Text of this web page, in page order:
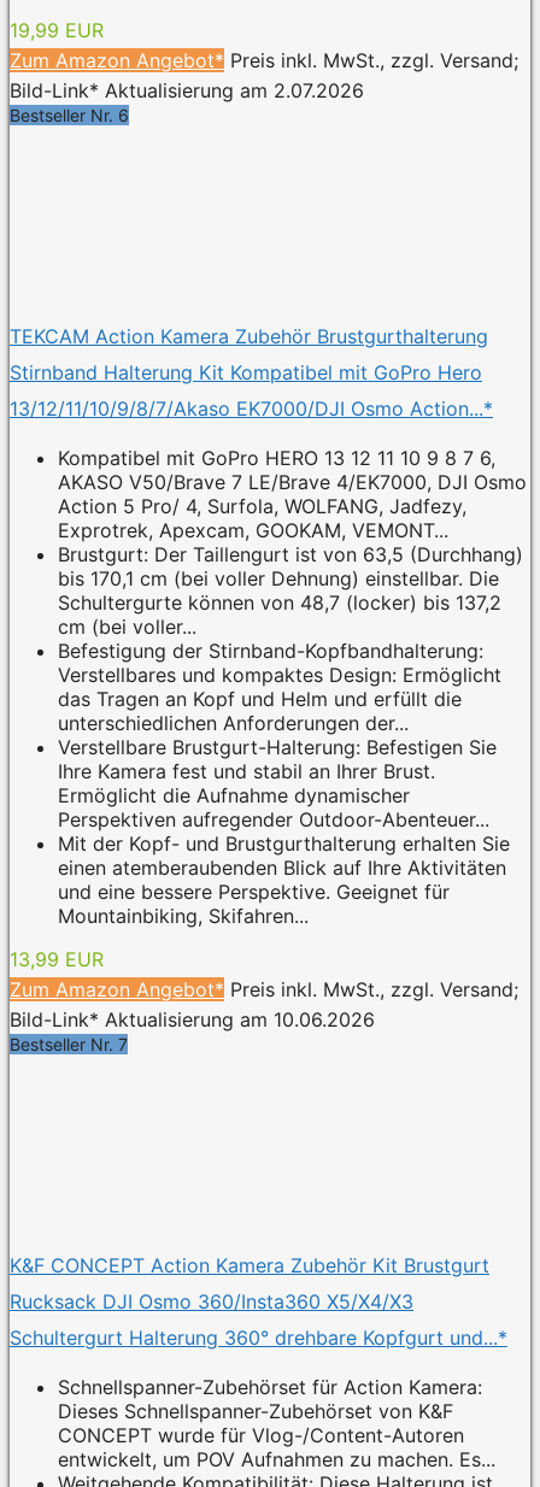
19,99 EUR
Zum Amazon Angebot* Preis inkl. MwSt., zzgl. Versand;
Bild-Link* Aktualisierung am 2.07.2026
Bestseller Nr. 6
TEKCAM Action Kamera Zubehör Brustgurthalterung
Stirnband Halterung Kit Kompatibel mit GoPro Hero
13/12/11/10/9/8/7/Akaso EK7000/DJI Osmo Action...*
Kompatibel mit GoPro HERO 13 12 11 10 9 8 7 6,
AKASO V50/Brave 7 LE/Brave 4/EK7000, DJI Osmo
Action 5 Pro/ 4, Surfola, WOLFANG, Jadfezy,
Exprotrek, Apexcam, GOOKAM, VEMONT...
Brustgurt: Der Taillengurt ist von 63,5 (Durchhang)
bis 170,1 cm (bei voller Dehnung) einstellbar. Die
Schultergurte können von 48,7 (locker) bis 137,2
cm (bei voller...
Befestigung der Stirnband-Kopfbandhalterung:
Verstellbares und kompaktes Design: Ermöglicht
das Tragen an Kopf und Helm und erfüllt die
unterschiedlichen Anforderungen der...
Verstellbare Brustgurt-Halterung: Befestigen Sie
Ihre Kamera fest und stabil an Ihrer Brust.
Ermöglicht die Aufnahme dynamischer
Perspektiven aufregender Outdoor-Abenteuer...
Mit der Kopf- und Brustgurthalterung erhalten Sie
einen atemberaubenden Blick auf Ihre Aktivitäten
und eine bessere Perspektive. Geeignet für
Mountainbiking, Skifahren...
13,99 EUR
Zum Amazon Angebot* Preis inkl. MwSt., zzgl. Versand;
Bild-Link* Aktualisierung am 10.06.2026
Bestseller Nr. 7
K&F CONCEPT Action Kamera Zubehör Kit Brustgurt
Rucksack DJI Osmo 360/Insta360 X5/X4/X3
Schultergurt Halterung 360° drehbare Kopfgurt und...*
Schnellspanner-Zubehörset für Action Kamera:
Dieses Schnellspanner-Zubehörset von K&F
CONCEPT wurde für Vlog-/Content-Autoren
entwickelt, um POV Aufnahmen zu machen. Es...